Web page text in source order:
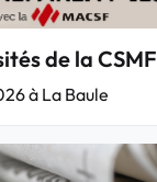
de la CSMF
à La Baule